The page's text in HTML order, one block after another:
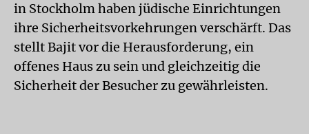
in Stockholm haben jüdische Einrichtungen
ihre Sicherheitsvorkehrungen verschärft. Das
stellt Bajit vor die Herausforderung, ein
offenes Haus zu sein und gleichzeitig die
Sicherheit der Besucher zu gewährleisten.